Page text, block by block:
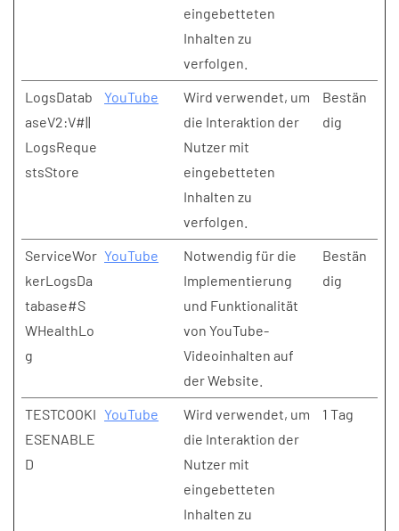
eingebetteten
Inhalten zu
verfolgen.
LogsDatab
aseV2:V#||
LogsReque
stsStore
YouTube
Wird verwendet, um
die Interaktion der
Nutzer mit
eingebetteten
Inhalten zu
verfolgen.
Bestän
dig
ServiceWor
kerLogsDa
tabase#S
WHealthLo
g
YouTube
Notwendig für die
Implementierung
und Funktionalität
von YouTube-
Videoinhalten auf
der Website.
Bestän
dig
TESTCOOKI
ESENABLE
D
YouTube
Wird verwendet, um
die Interaktion der
Nutzer mit
eingebetteten
Inhalten zu
1 Tag